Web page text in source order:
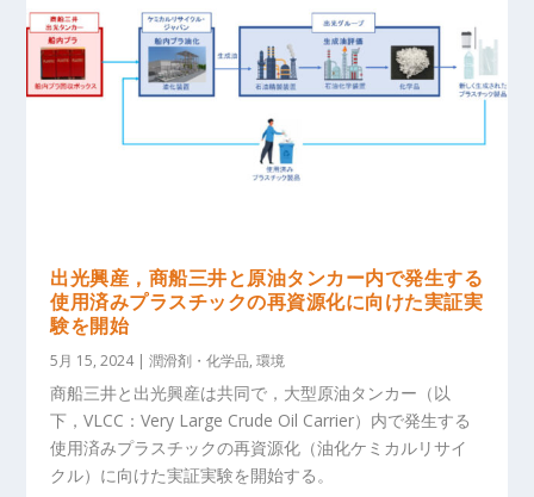
出光興産，商船三井と原油タンカー内で発生する
使用済みプラスチックの再資源化に向けた実証実
験を開始
5月 15, 2024|潤滑剤・化学品,環境
商船三井と出光興産は共同で，大型原油タンカー（以
下，VLCC：Very Large Crude Oil Carrier）内で発生する
使用済みプラスチックの再資源化（油化ケミカルリサイ
クル）に向けた実証実験を開始する。